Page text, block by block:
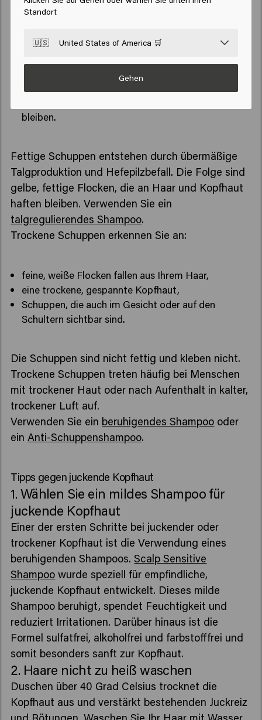
und erfordern eine unterschiedliche Pflegeroutine.
einer glänzende Kopfhaut,
fettiges Haar,
bleiben.
Fettige Schuppen entstehen durch übermäßige
Talgproduktion und Hefepilzbefall. Die Folge sind
gelbe, fettige Flocken, die an Haar und Kopfhaut
haften bleiben. Verwenden Sie ein
talgregulierendes Shampoo.
Trockene Schuppen erkennen Sie an:
feine, weiße Flocken fallen aus Ihrem Haar,
eine trockene, gespannte Kopfhaut,
Schuppen, die auch im Gesicht oder auf den
Schultern sichtbar sind.
Die Schuppen sind nicht fettig und kleben nicht.
Trockene Schuppen treten häufig bei Menschen
mit trockener Haut oder nach Aufenthalt in kalter,
trockener Luft auf.
Verwenden Sie ein beruhigendes Shampoo oder
einAnti-Schuppenshampoo.
Tipps gegen juckende Kopfhaut
1. Wählen Sie ein mildes Shampoo für
juckende Kopfhaut
Einer der ersten Schritte bei juckender oder
trockener Kopfhaut ist die Verwendung eines
beruhigenden Shampoos.Scalp Sensitive
Shampoo wurde speziell für empfindliche,
juckende Kopfhaut entwickelt. Dieses milde
Shampoo beruhigt, spendet Feuchtigkeit und
reduziert Irritationen. Darüber hinaus ist die
Formel sulfatfrei, alkoholfrei und farbstofffrei und
somit besonders sanft zur Kopfhaut.
2. Haare nicht zu heiß waschen
Duschen über 40 Grad Celsius trocknet die
Kopfhaut aus und verstärkt bestehenden Juckreiz
Standort
🇺🇸 United States of America 🛒
Gehen